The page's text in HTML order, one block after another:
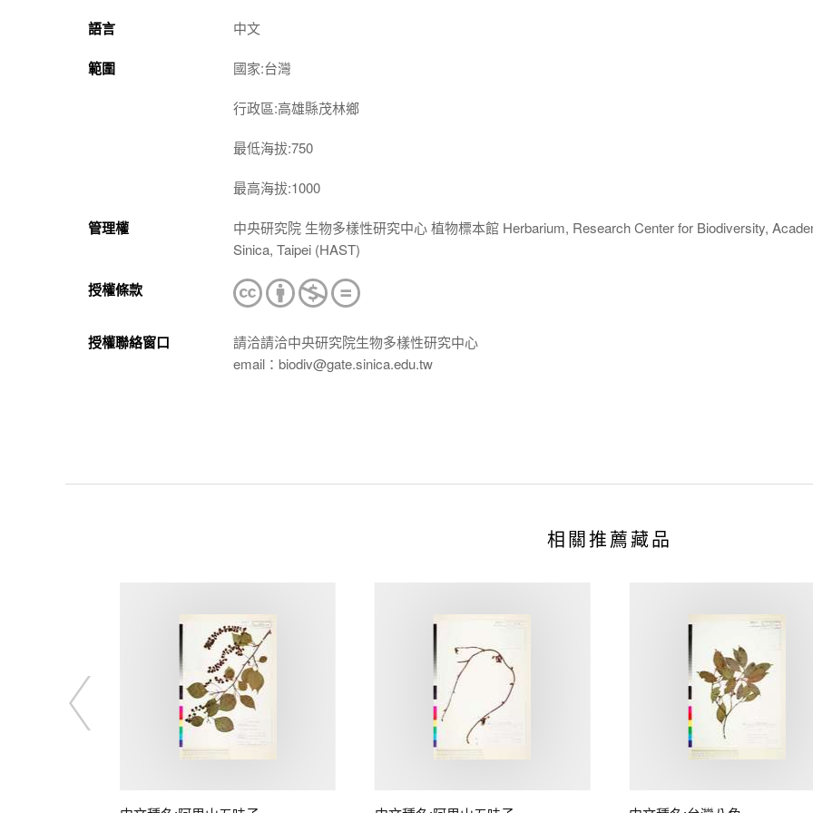
語言 中文
範圍 國家:台灣
行政區:高雄縣茂林鄉
最低海拔:750
最高海拔:1000
管理權
中央研究院 生物多樣性研究中心 植物標本館 Herbarium, Research Center for Biodiversity,
Sinica, Taipei (HAST)
授權條款
授權聯絡窗口
請洽請洽中央研究院生物多樣性研究中心
email：biodiv@gate.sinica.edu.tw
相關推薦藏品